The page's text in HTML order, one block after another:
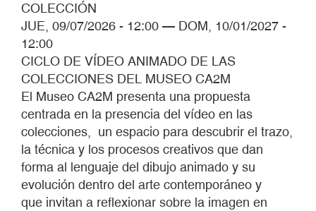
COLECCIÓN
JUE, 09/07/2026 - 12:00 — DOM, 10/01/2027 -
12:00
CICLO DE VÍDEO ANIMADO DE LAS
COLECCIONES DEL MUSEO CA2M
El Museo CA2M presenta una propuesta
centrada en la presencia del vídeo en las
colecciones, un espacio para descubrir el trazo,
la técnica y los procesos creativos que dan
forma al lenguaje del dibujo animado y su
evolución dentro del arte contemporáneo y
que invitan a reflexionar sobre la imagen en